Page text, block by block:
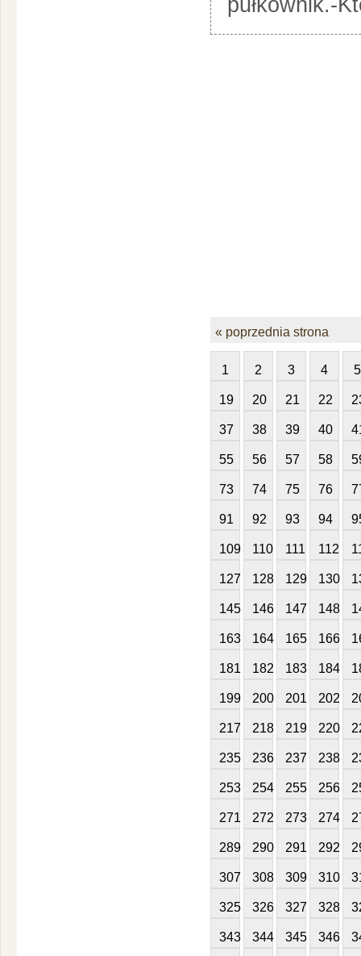
pułkownik.-
« poprzednia strona
1 2 3 4 5
19 20 21 22
37 38 39 40
55 56 57 58
73 74 75 76
91 92 93 94
109 110 111 112
127 128 129 130
145 146 147 148
163 164 165 166
181 182 183 184
199 200 201 202
217 218 219 220
235 236 237 238
253 254 255 256
271 272 273 274
289 290 291 292
307 308 309 310
325 326 327 328
343 344 345 346